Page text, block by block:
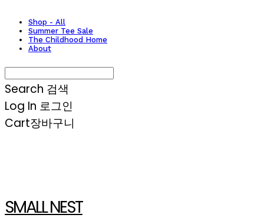
Shop - All
Summer Tee Sale
The Childhood Home
About
Search 검색
Log In 로그인
Cart장바구니
SMALL NEST